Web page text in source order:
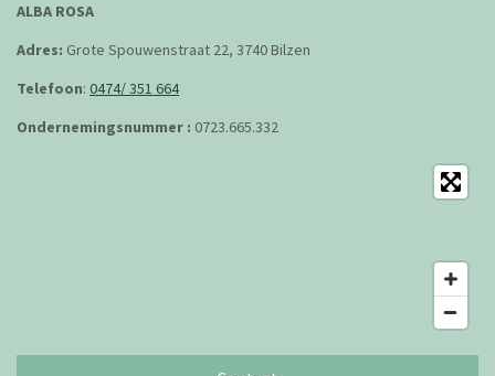
ALBA ROSA
Adres: Grote Spouwenstraat 22, 3740 Bilzen
Telefoon: 0474/ 351 664
Ondernemingsnummer : 0723.665.332